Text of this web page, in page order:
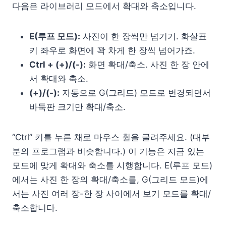
다음은 라이브러리 모드에서 확대와 축소입니다.
E(루프 모드): 사진이 한 장씩만 넘기기. 화살표
키 좌우로 화면에 꽉 차게 한 장씩 넘어가죠.
Ctrl + (+)/(-): 화면 확대/축소. 사진 한 장 안에
서 확대와 축소.
(+)/(-): 자동으로 G(그리드) 모드로 변경되면서
바둑판 크기만 확대/축소.
“Ctrl” 키를 누른 채로 마우스 휠을 굴려주세요. (대부
분의 프로그램과 비슷합니다.) 이 기능은 지금 있는
모드에 맞게 확대와 축소를 시행합니다. E(루프 모드)
에서는 사진 한 장의 확대/축소를, G(그리드 모드)에
서는 사진 여러 장-한 장 사이에서 보기 모드를 확대/
축소합니다.